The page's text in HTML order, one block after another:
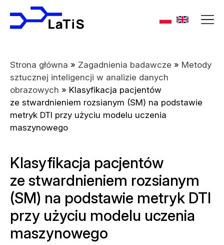
Strona główna » Zagadnienia badawcze » Metody
sztucznej inteligencji w analizie danych
obrazowych » Klasyfikacja pacjentów
ze stwardnieniem rozsianym (SM) na podstawie
metryk DTI przy użyciu modelu uczenia
maszynowego
Klasyfikacja pacjentów
ze stwardnieniem rozsianym
(SM) na podstawie metryk DTI
przy użyciu modelu uczenia
maszynowego